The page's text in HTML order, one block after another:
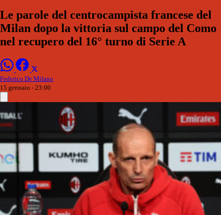
Le parole del centrocampista francese del
Milan dopo la vittoria sul campo del Como
nel recupero del 16° turno di Serie A
Federico De Milano
15 gennaio - 23:00